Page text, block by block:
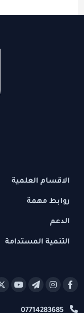
الاقسام العلمية
روابط مهمة
الدعم
التنمية المستدامة
07714283685